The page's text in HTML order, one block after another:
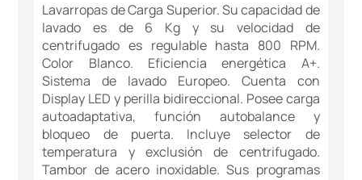
Lavarropas de Carga Superior. Su capacidad de
lavado es de 6 Kg y su velocidad de
centrifugado es regulable hasta 800 RPM.
Color Blanco. Eficiencia energética A+.
Sistema de lavado Europeo. Cuenta con
Display LED y perilla bidireccional. Posee carga
autoadaptativa, función autobalance y
bloqueo de puerta. Incluye selector de
temperatura y exclusión de centrifugado.
Tambor de acero inoxidable. Sus programas